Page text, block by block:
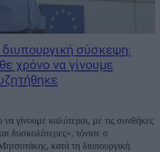
σύσκεψη:
χρόνο να γίνουμε
γίνουμε καλύτεροι, με τις συνθήκες
δυσκολότερες», τόνισε ο
κατά τη διυπουργική